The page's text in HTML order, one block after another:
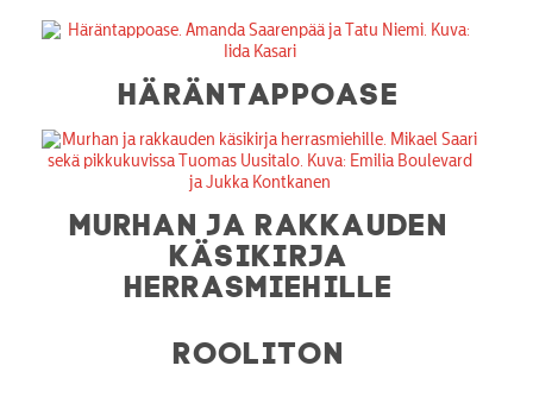
HÄRÄNTAPPOASE
MURHAN JA RAKKAUDEN
KÄSIKIRJA
HERRASMIEHILLE
ROOLITON